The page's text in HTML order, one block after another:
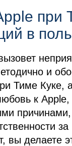
при
в
и
Тиме Куке,
к
вы делаете